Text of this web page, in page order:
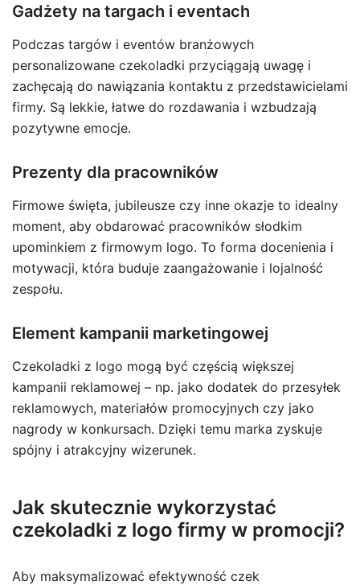
Gadżety na targach i eventach
Podczas targów i eventów branżowych
personalizowane czekoladki przyciągają uwagę i
zachęcają do nawiązania kontaktu z przedstawicielami
firmy. Są lekkie, łatwe do rozdawania i wzbudzają
pozytywne emocje.
Prezenty dla pracowników
Firmowe święta, jubileusze czy inne okazje to idealny
moment, aby obdarować pracowników słodkim
upominkiem z firmowym logo. To forma docenienia i
motywacji, która buduje zaangażowanie i lojalność
zespołu.
Element kampanii marketingowej
Czekoladki z logo mogą być częścią większej
kampanii reklamowej – np. jako dodatek do przesyłek
reklamowych, materiałów promocyjnych czy jako
nagrody w konkursach. Dzięki temu marka zyskuje
spójny i atrakcyjny wizerunek.
Jak skutecznie wykorzystać
czekoladki z logo firmy w promocji?
Aby maksymalizować efektywność czek